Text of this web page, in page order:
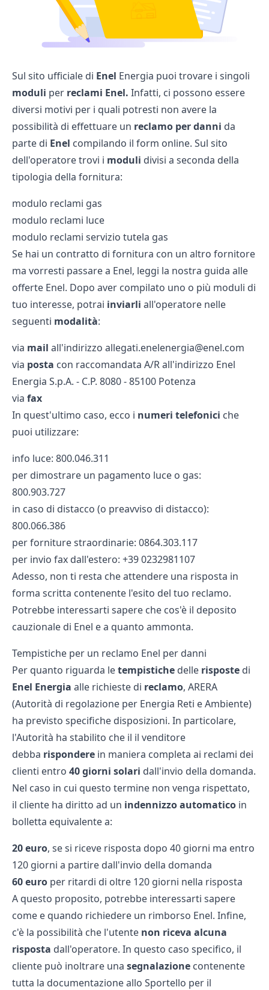
Sul sito ufficiale di Enel Energia puoi trovare i singoli
moduli per reclami Enel. Infatti, ci possono essere
diversi motivi per i quali potresti non avere la
possibilità di effettuare un reclamo per danni da
parte di Enel compilando il form online. Sul sito
dell'operatore trovi i moduli divisi a seconda della
tipologia della fornitura:
modulo reclami gas
modulo reclami luce
modulo reclami servizio tutela gas
Se hai un contratto di fornitura con un altro fornitore
ma vorresti passare a Enel, leggi la nostra guida alle
offerte Enel. Dopo aver compilato uno o più moduli di
tuo interesse, potrai inviarli all'operatore nelle
seguenti modalità:
via mail all'indirizzo allegati.enelenergia@enel.com
via posta con raccomandata A/R all'indirizzo Enel
Energia S.p.A. - C.P. 8080 - 85100 Potenza
via fax
In quest'ultimo caso, ecco i numeri telefonici che
puoi utilizzare:
info luce: 800.046.311
per dimostrare un pagamento luce o gas:
800.903.727
in caso di distacco (o preavviso di distacco):
800.066.386
per forniture straordinarie: 0864.303.117
per invio fax dall'estero: +39 0232981107
Adesso, non ti resta che attendere una risposta in
forma scritta contenente l'esito del tuo reclamo.
Potrebbe interessarti sapere che cos'è il deposito
cauzionale di Enel e a quanto ammonta.
Tempistiche per un reclamo Enel per danni
Per quanto riguarda letempistiche delle risposte di
Enel Energia alle richieste di reclamo, ARERA
(Autorità di regolazione per Energia Reti e Ambiente)
ha previsto specifiche disposizioni. In particolare,
l'Autorità ha stabilito che il il venditore
debba rispondere in maniera completa ai reclami dei
clienti entro 40 giorni solari dall'invio della domanda.
Nel caso in cui questo termine non venga rispettato,
il cliente ha diritto ad un indennizzo automatico in
bolletta equivalente a:
20 euro, se si riceve risposta dopo 40 giorni ma entro
120 giorni a partire dall'invio della domanda
60 euro per ritardi di oltre 120 giorni nella risposta
A questo proposito, potrebbe interessarti sapere
come e quando richiedere un rimborso Enel. Infine,
c'è la possibilità che l'utente non riceva alcuna
risposta dall'operatore. In questo caso specifico, il
cliente può inoltrare una segnalazione contenente
tutta la documentazione allo Sportello per il